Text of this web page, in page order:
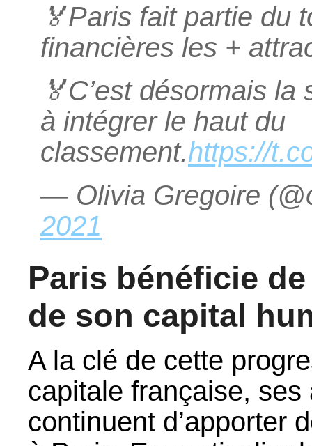
🏅Paris fait partie du
financières les +
🏅C’est désormais
à intégrer le haut du
classement.https://
— Olivia Gregoire
2021
Paris bénéficie
de son capital
A la clé de cette
capitale française,
continuent d’apporter